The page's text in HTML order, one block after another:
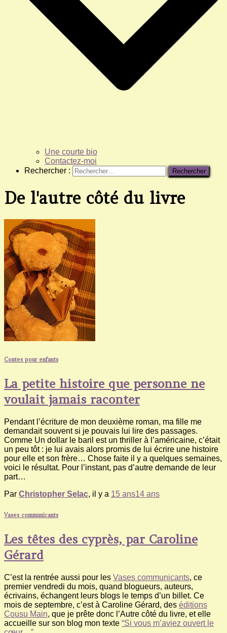
Une courte bio
Contactez-moi
Rechercher :
De l'autre côté du livre
Contes pour enfants
La petite histoire que personne ne
voulait jamais raconter
Pendant l’écriture de mon deuxième roman, ma fille me
demandait souvent si je pouvais lui lire des passages.
Comme Un dollar le baril est un thriller à l’américaine, c’était
un peu tôt : je lui avais alors promis de lui écrire une histoire
pour elle et son frère… Chose faite il y a quelques semaines,
voici le résultat. Pour l’instant, pas d’autre demande de leur
part…
Par Christopher Selac, il y a 15 ans14 ans
Vases communicants
Les têtes des cyprès, par Caroline
Gérard
C’est la rentrée aussi pour les Vases communicants, ce
premier vendredi du mois, quand blogueurs, auteurs,
écrivains, échangent leurs blogs le temps d’un billet. Ce
mois de septembre, c’est à Caroline Gérard, des éditions
Cousu Main, que je prête donc l’Autre côté du livre, et elle
accueille sur son blog mon texte “Si vous m’aviez ouvert le